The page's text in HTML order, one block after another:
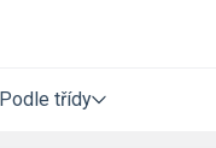
Podle třídy